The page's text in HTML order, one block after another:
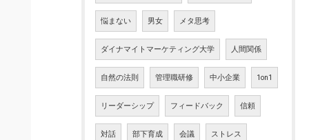
悩まない 男女 メタ思考
ダイナマイトマーケティング大学 人間関係
自然の法則 管理職研修 中小企業 1on1
リーダーシップ フィードバック 信頼
対話 部下育成 会議 ストレス